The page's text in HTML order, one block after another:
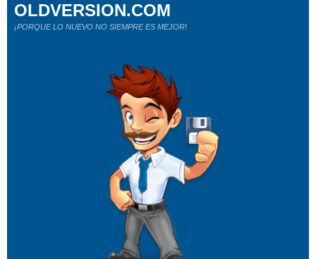
OLDVERSION.COM
¡PORQUE LO NUEVO NO SIEMPRE ES MEJOR!